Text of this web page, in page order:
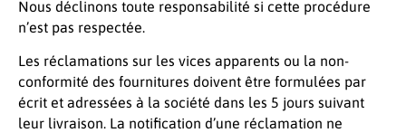
Nous déclinons toute responsabilité si cette procédure
n’est pas respectée.
Les réclamations sur les vices apparents ou la non-
conformité des fournitures doivent être formulées par
écrit et adressées à la société dans les 5 jours suivant
leur livraison. La notification d’une réclamation ne